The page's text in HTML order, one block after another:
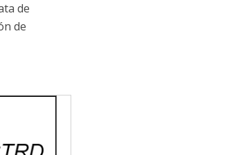
de
de